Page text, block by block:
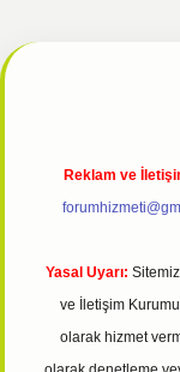
giriş
Reklam ve
Yasal Uyarı:
ve İletişim Kurumu
olarak hizmet